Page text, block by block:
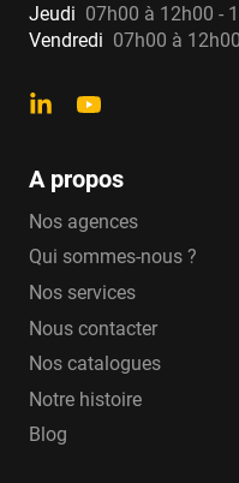
Jeudi 07h00 à 12h00 -
Vendredi 07h00 à
A propos
Nos agences
Qui sommes-nous ?
Nos services
Nous contacter
Nos catalogues
Notre histoire
Blog